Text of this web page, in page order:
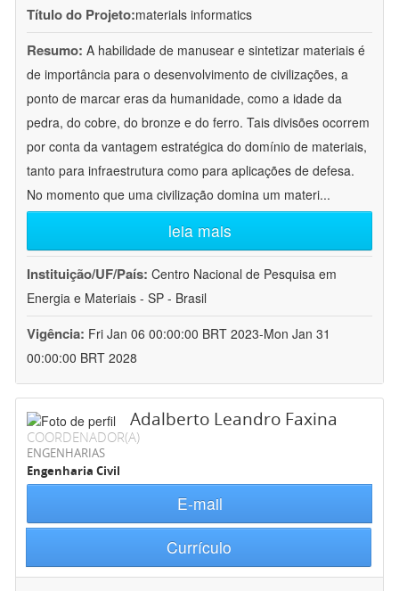
Título do Projeto:materials informatics
Resumo: A habilidade de manusear e sintetizar materiais é
de importância para o desenvolvimento de civilizações, a
ponto de marcar eras da humanidade, como a idade da
pedra, do cobre, do bronze e do ferro. Tais divisões ocorrem
por conta da vantagem estratégica do domínio de materiais,
tanto para infraestrutura como para aplicações de defesa.
No momento que uma civilização domina um materi...
leia mais
Instituição/UF/País: Centro Nacional de Pesquisa em
Energia e Materiais - SP - Brasil
Vigência: Fri Jan 06 00:00:00 BRT 2023-Mon Jan 31
00:00:00 BRT 2028
Adalberto Leandro Faxina
COORDENADOR(A)
ENGENHARIAS
Engenharia Civil
E-mail
Currículo